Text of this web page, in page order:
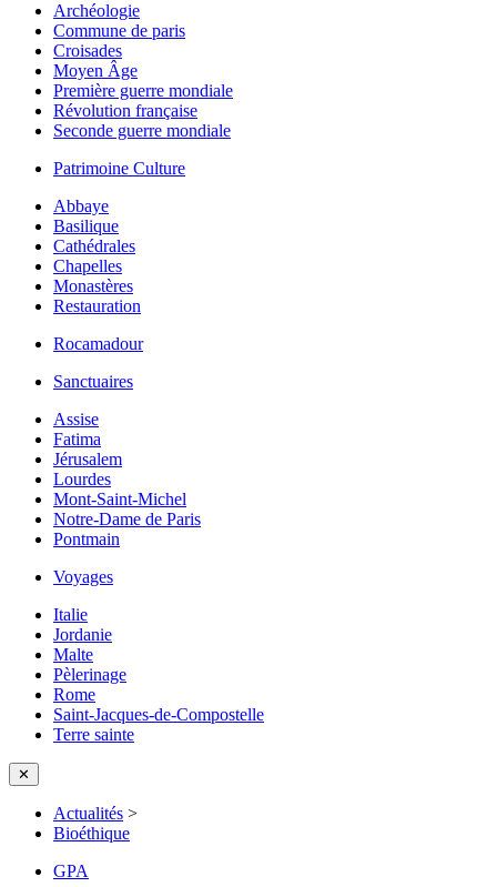
Archéologie
Commune de paris
Croisades
Moyen Âge
Première guerre mondiale
Révolution française
Seconde guerre mondiale
Patrimoine Culture
Abbaye
Basilique
Cathédrales
Chapelles
Monastères
Restauration
Rocamadour
Sanctuaires
Assise
Fatima
Jérusalem
Lourdes
Mont-Saint-Michel
Notre-Dame de Paris
Pontmain
Voyages
Italie
Jordanie
Malte
Pèlerinage
Rome
Saint-Jacques-de-Compostelle
Terre sainte
✕
Actualités >
Bioéthique
GPA